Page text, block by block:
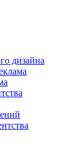
дизайна